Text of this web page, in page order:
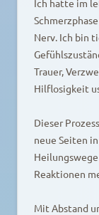
Ich hatte im
Nerv. Ich bin
Trauer,
Hilflosigkeit
Dieser
neue Seiten
Reaktionen
Mit Abstand